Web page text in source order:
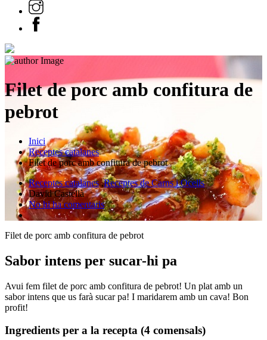
Filet de porc amb confitura de
pebrot
Inici
Receptes catalanes
Filet de porc amb confitura de pebrot
Receptes catalanes,Receptes de Carns i Ocells
David Castellà
No hi ha comentaris
Filet de porc amb confitura de pebrot
Sabor intens per sucar-hi pa
Avui fem filet de porc amb confitura de pebrot! Un plat amb un
sabor intens que us farà sucar pa! I maridarem amb un cava! Bon
profit!
Ingredients per a la recepta (4 comensals)